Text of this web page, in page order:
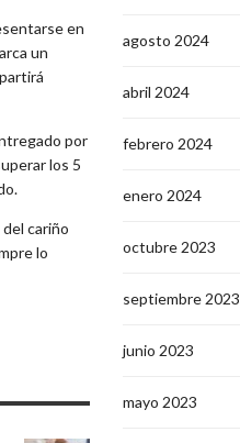
en
un
por
los 5
cariño
lo
agosto 2024
abril 2024
febrero 2024
enero 2024
octubre 2023
septiembre 2023
junio 2023
mayo 2023